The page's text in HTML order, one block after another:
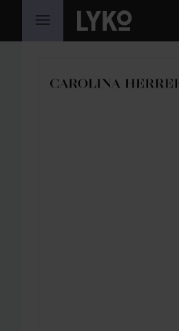
SIIRTYÄ JHK SISÄLTÖÖN
OHITA OSIO